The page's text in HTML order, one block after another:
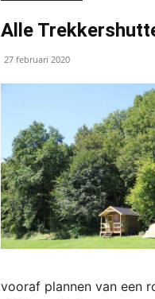
Alle
27 februari 2020
vooraf plannen van een